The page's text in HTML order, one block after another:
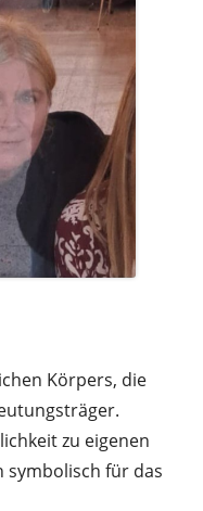
Körpers, die
zu eigenen
symbolisch für das